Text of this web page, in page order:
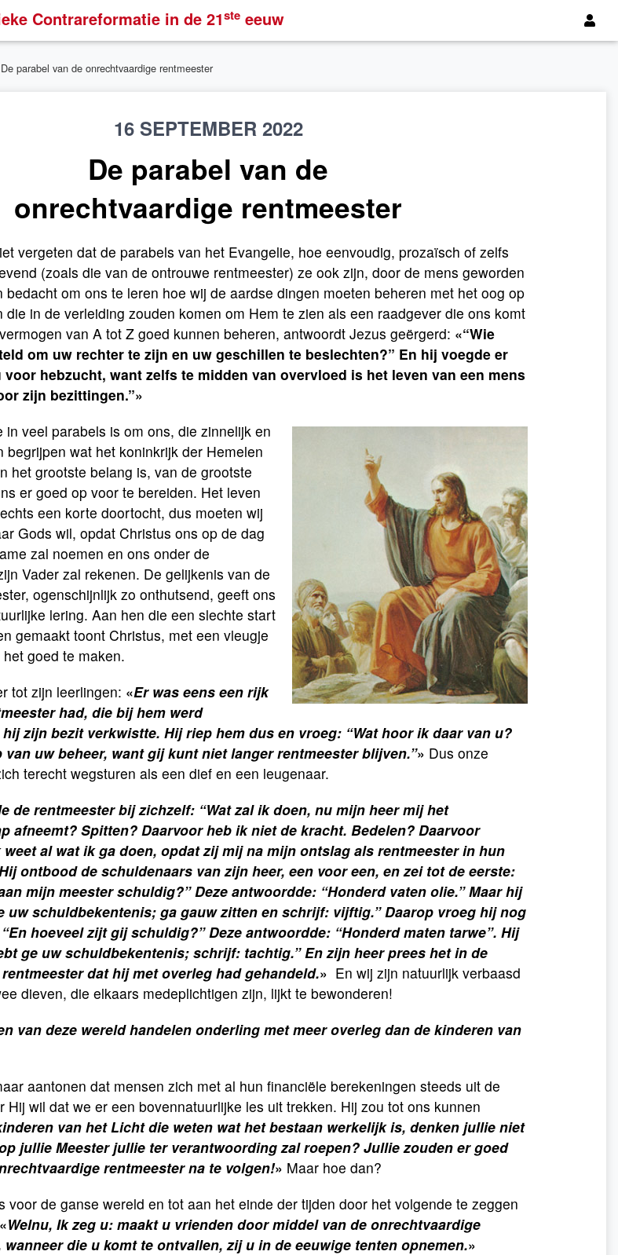
Contrareformatie in de 21ste eeuw
parabel van de onrechtvaardige rentmeester
16 SEPTEMBER 2022
De parabel van de
onrechtvaardige rentmeester
vergeten dat de parabels van het Evangelie, hoe eenvoudig, prozaïsch of zelfs
(zoals die van de ontrouwe rentmeester) ze ook zijn, door de mens geworden
bedacht om ons te leren hoe wij de aardse dingen moeten beheren met het oog op
die in de verleiding zouden komen om Hem te zien als een raadgever die ons komt
van A tot Z goed kunnen beheren, antwoordt Jezus geërgerd: «“Wie
om uw rechter te zijn en uw geschillen te beslechten?” En hij voegde er
voor hebzucht, want zelfs te midden van overvloed is het leven van een mens
zijn bezittingen.”»
in veel parabels is om ons, die zinnelijk en
begrijpen wat het koninkrijk der Hemelen
het grootste belang is, van de grootste
er goed op voor te bereiden. Het leven
een korte doortocht, dus moeten wij
Gods wil, opdat Christus ons op de dag
zal noemen en ons onder de
Vader zal rekenen. De gelijkenis van de
ogenschijnlijk zo onthutsend, geeft ons
lering. Aan hen die een slechte start
gemaakt toont Christus, met een vleugje
goed te maken.
tot zijn leerlingen: «Er was eens een rijk
had, die bij hem werd
zijn bezit verkwistte. Hij riep hem dus en vroeg: “Wat hoor ik daar van u?
van uw beheer, want gij kunt niet langer rentmeester blijven.”» Dus onze
terecht wegsturen als een dief en een leugenaar.
de rentmeester bij zichzelf: “Wat zal ik doen, nu mijn heer mij het
afneemt? Spitten? Daarvoor heb ik niet de kracht. Bedelen? Daarvoor
al wat ik ga doen, opdat zij mij na mijn ontslag als rentmeester in hun
ontbood de schuldenaars van zijn heer, een voor een, en zei tot de eerste:
mijn meester schuldig?” Deze antwoordde: “Honderd vaten olie.” Maar hij
uw schuldbekentenis; ga gauw zitten en schrijf: vijftig.” Daarop vroeg hij nog
hoeveel zijt gij schuldig?” Deze antwoordde: “Honderd maten tarwe”. Hij
ge uw schuldbekentenis; schrijf: tachtig.” En zijn heer prees het in de
dat hij met overleg had gehandeld.» En wij zijn natuurlijk verbaasd
dieven, die elkaars medeplichtigen zijn, lijkt te bewonderen!
van deze wereld handelen onderling met meer overleg dan de kinderen van
aantonen dat mensen zich met al hun financiële berekeningen steeds uit de
Hij wil dat we er een bovennatuurlijke les uit trekken. Hij zou tot ons kunnen
van het Licht die weten wat het bestaan werkelijk is, denken jullie niet
jullie Meester jullie ter verantwoording zal roepen? Jullie zouden er goed
rentmeester na te volgen!» Maar hoe dan?
voor de ganse wereld en tot aan het einde der tijden door het volgende te zeggen
«Welnu, Ik zeg u: maakt u vrienden door middel van de onrechtvaardige
die u komt te ontvallen, zij u in de eeuwige tenten opnemen.»